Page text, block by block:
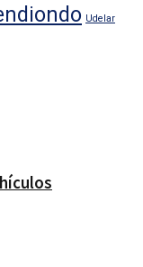
Udelar